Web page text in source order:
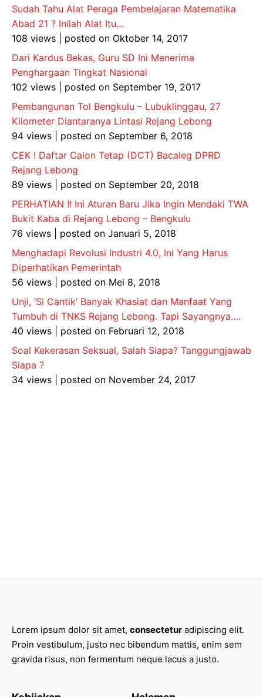
Sudah Tahu Alat Peraga Pembelajaran Matematika
Abad 21 ? Inilah Alat Itu…
108 views
posted on Oktober 14, 2017
Dari Kardus Bekas, Guru SD Ini Menerima
Penghargaan Tingkat Nasional
102 views
posted on September 19, 2017
Pembangunan Tol Bengkulu – Lubuklinggau, 27
Kilometer Diantaranya Lintasi Rejang Lebong
94 views
posted on September 6, 2018
CEK ! Daftar Calon Tetap (DCT) Bacaleg DPRD
Rejang Lebong
89 views
posted on September 20, 2018
PERHATIAN !! Ini Aturan Baru Jika Ingin Mendaki TWA
Bukit Kaba di Rejang Lebong – Bengkulu
76 views
posted on Januari 5, 2018
Menghadapi Revolusi Industri 4.0, Ini Yang Harus
Diperhatikan Pemerintah
56 views
posted on Mei 8, 2018
Unji, ‘Si Cantik’ Banyak Khasiat dan Manfaat Yang
Tumbuh di TNKS Rejang Lebong. Tapi Sayangnya….
40 views
posted on Februari 12, 2018
Soal Kekerasan Seksual, Salah Siapa? Tanggungjawab
Siapa ?
34 views
posted on November 24, 2017
Lorem ipsum dolor sit amet, consectetur adipiscing elit.
Proin vestibulum, justo nec bibendum mattis, enim sem
gravida risus, non fermentum neque lacus a justo.